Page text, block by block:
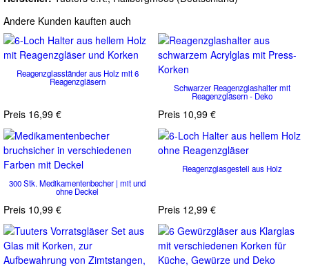
Andere Kunden kauften auch
Reagenzglasständer aus Holz mit 6
Reagenzgläsern
Preis 16,99 €
Schwarzer Reagenzglashalter mit
Reagenzgläsern - Deko
Preis 10,99 €
300 Stk. Medikamentenbecher | mit und
ohne Deckel
Preis 10,99 €
Reagenzglasgestell aus Holz
Preis 12,99 €